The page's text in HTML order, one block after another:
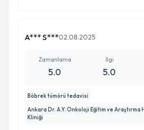
Nurullah Hamidi, Op. Dr. Mehmet
Büşra Çağlar'a; babamızın
başlayarak operasyon ve
tecrübe ve yakın ilgileri için ayrıca
etmek isteriz. Ayrıca Üroloji yatış
A*** S***02.08.2025
Zamanlama
5.0
İlgi
5.0
Böbrek tümörü tedavisi
Ankara Dr. A.Y. Onkoloji Eğitim ve
Kliniği